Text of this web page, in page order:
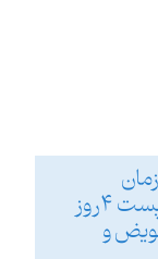
آماده‌سازی و تحویل این محصول به پست 4روز
و